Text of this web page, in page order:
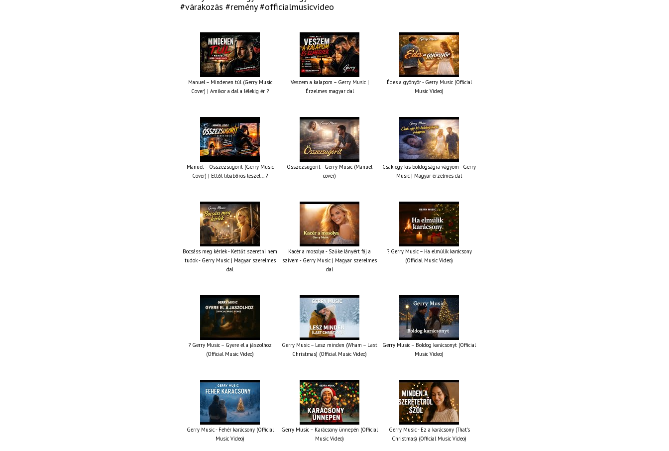
#várakozás #remény #officialmusicvideo
Manuel – Mindenen túl (Gerry Music
Cover) | Amikor a dal a lélekig ér ?
Veszem a kalapom – Gerry Music |
Érzelmes magyar dal
Édes a gyönyör - Gerry Music (Official
Music Video)
Manuel – Összezsugorít (Gerry Music
Cover) | Ettől libabőrös leszel... ?
Összezsugorít - Gerry Music (Manuel
cover)
Csak egy kis boldogságra vágyom - Gerry
Music | Magyar érzelmes dal
Bocsáss meg kérlek - Kettőt szeretni nem
tudok - Gerry Music | Magyar szerelmes
dal
Kacér a mosolya - Szőke lányért fáj a
szívem - Gerry Music | Magyar szerelmes
dal
? Gerry Music – Ha elmúlik karácsony
(Official Music Video)
? Gerry Music – Gyere el a jászolhoz
(Official Music Video)
Gerry Music – Lesz minden (Wham – Last
Christmas) (Official Music Video)
Gerry Music – Boldog karácsonyt (Official
Music Video)
Gerry Music - Fehér karácsony (Official
Music Video)
Gerry Music – Karácsony ünnepén (Official
Music Video)
Gerry Music - Ez a karácsony (That's
Christmas) (Official Music Video)